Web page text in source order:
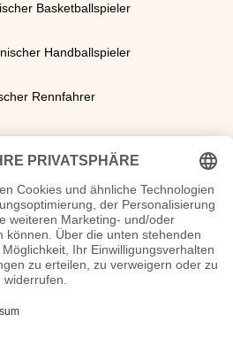
Basketballspieler
Handballspieler
Rennfahrer
Geschenkidee
Zeitung von 1980. Was war los in
Geschenk eine original historische
z.B. als Geburtstagszeitung zum
zur goldenen Hochzeit.